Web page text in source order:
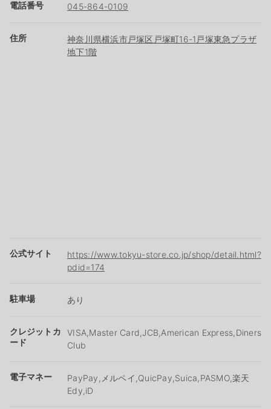
電話番号 045-864-0109
住所
神奈川県横浜市戸塚区戸塚町16-1戸塚東急プラザ
地下1階
公式サイト
https://www.tokyu-store.co.jp/shop/detail.html?
pdid=174
駐車場 あり
クレジットカ
ード
VISA,Master Card,JCB,American Express,Diners
Club
電子マネー
PayPay,メルペイ,QuicPay,Suica,PASMO,楽天
Edy,iD